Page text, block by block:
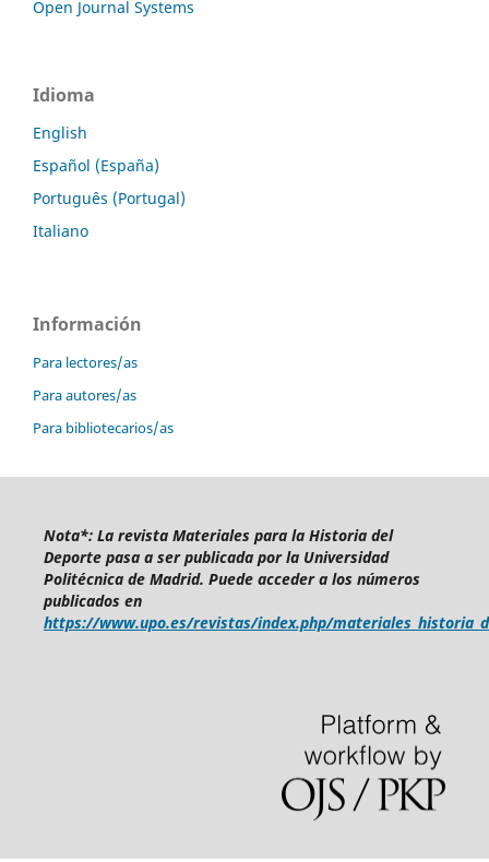
Open Journal Systems
Idioma
English
Español (España)
Português (Portugal)
Italiano
Información
Para lectores/as
Para autores/as
Para bibliotecarios/as
Nota*: La revista Materiales para la Historia del
Deporte pasa a ser publicada por la Universidad
Politécnica de Madrid. Puede acceder a los números
publicados en
https://www.upo.es/revistas/index.php/